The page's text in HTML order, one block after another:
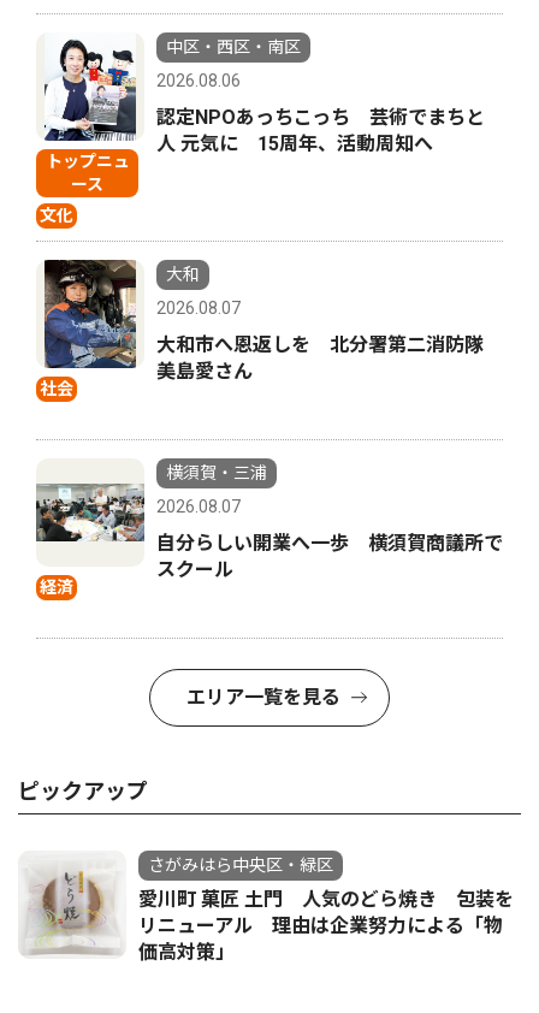
トップニュ
ース
文化
中区・西区・南区
2026.08.06
認定NPOあっちこっち 芸術でまちと
人 元気に 15周年、活動周知へ
社会
大和
2026.08.07
大和市へ恩返しを 北分署第二消防隊
美島愛さん
経済
横須賀・三浦
2026.08.07
自分らしい開業へ一歩 横須賀商議所で
スクール
エリア一覧を見る
ピックアップ
さがみはら中央区・緑区
愛川町 菓匠 土門 人気のどら焼き 包装を
リニューアル 理由は企業努力による「物
価高対策」